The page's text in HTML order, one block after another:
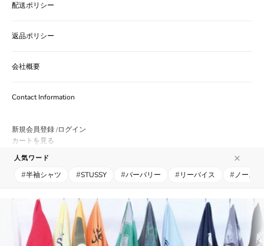
配送ポリシー
返品ポリシー
会社概要
Contact Information
新規会員登録 /ログイン
カートを見る
人気ワード ×
#半袖シャツ #STUSSY #バーバリー #リーバイス #ノース
カート